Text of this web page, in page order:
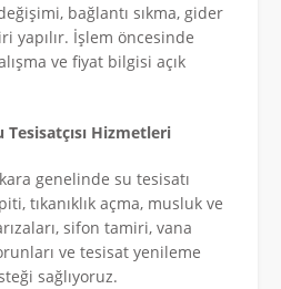
bağlantı sıkma, gider
yapılır. İşlem öncesinde
ve fiyat bilgisi açık
Tesisatçısı Hizmetleri
genelinde su tesisatı
tıkanıklık açma, musluk ve
sifon tamiri, vana
ve tesisat yenileme
sağlıyoruz.